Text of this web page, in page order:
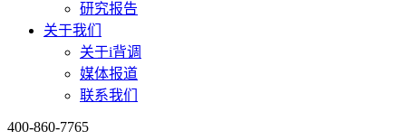
研究报告
关于我们
关于i背调
媒体报道
联系我们
400-860-7765